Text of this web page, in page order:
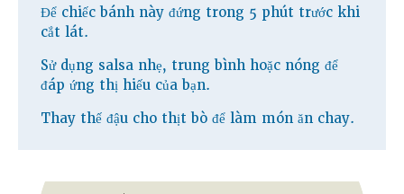
Để chiếc bánh này đứng trong 5 phút trước khi
cắt lát.
Sử dụng salsa nhẹ, trung bình hoặc nóng để
đáp ứng thị hiếu của bạn.
Thay thế đậu cho thịt bò để làm món ăn chay.